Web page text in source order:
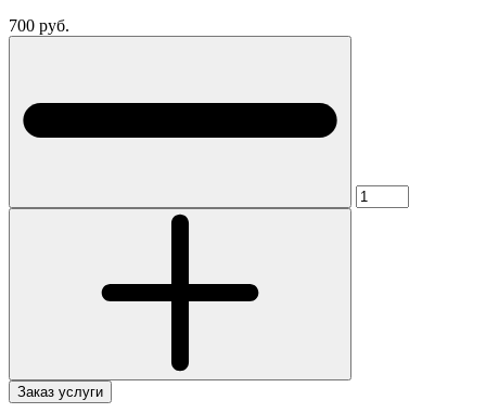
700 руб.
Заказ услуги